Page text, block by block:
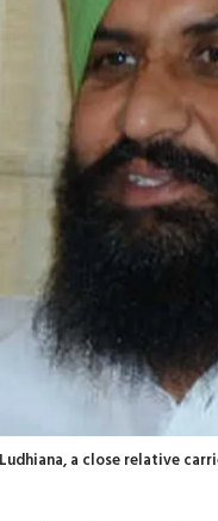
a close relative